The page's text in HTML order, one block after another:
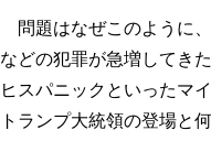
問題はなぜこのように
などの犯罪が急増してき
ヒスパニックといったマ
トランプ大統領の登場と